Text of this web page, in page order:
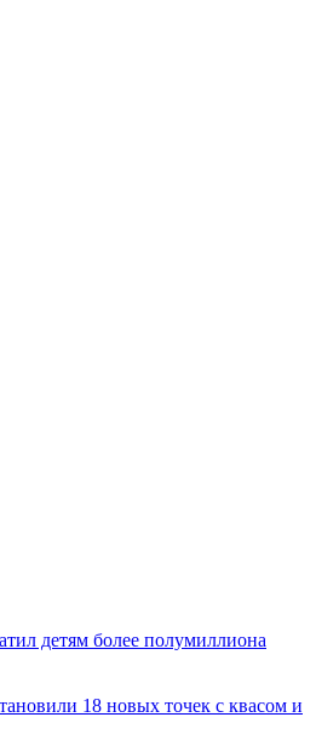
детям более полумиллиона
18 новых точек с квасом и